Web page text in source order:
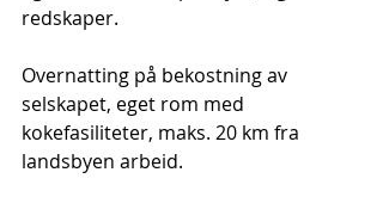
redskaper.
Overnatting på bekostning av
selskapet, eget rom med
kokefasiliteter, maks. 20 km fra
landsbyen arbeid.